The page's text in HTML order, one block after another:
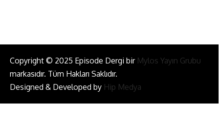
Copyright © 2025 Episode Dergi bir Mylos Yayın Grubu
markasıdır. Tüm Hakları Saklıdır.
Designed & Developed by Hip Medya